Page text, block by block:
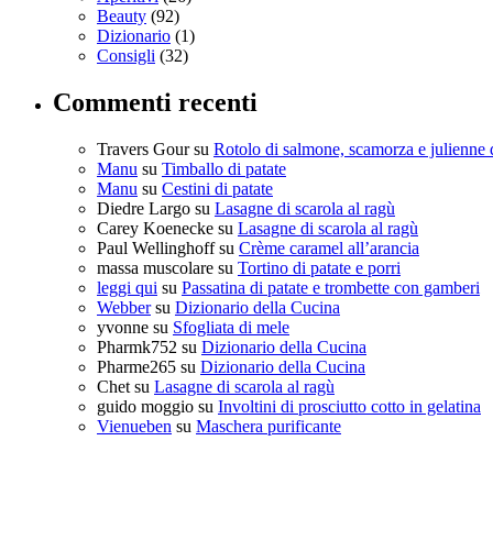
Beauty (92)
Dizionario (1)
Consigli (32)
Commenti recenti
Travers Goursu Rotolo di salmone, scamorza e julienne
Manu su Timballo di patate
Manu su Cestini di patate
Diedre Largo su Lasagne di scarola al ragù
Carey Koenecke su Lasagne di scarola al ragù
Paul Wellinghoffsu Crème caramel all’arancia
massa muscolare su Tortino di patate e porri
leggi qui su Passatina di patate e trombette con gamberi
Webbersu Dizionario della Cucina
yvonne su Sfogliata di mele
Pharmk752 su Dizionario della Cucina
Pharme265 su Dizionario della Cucina
Chet su Lasagne di scarola al ragù
guido moggio su Involtini di prosciutto cotto in gelatina
Vienueben su Maschera purificante